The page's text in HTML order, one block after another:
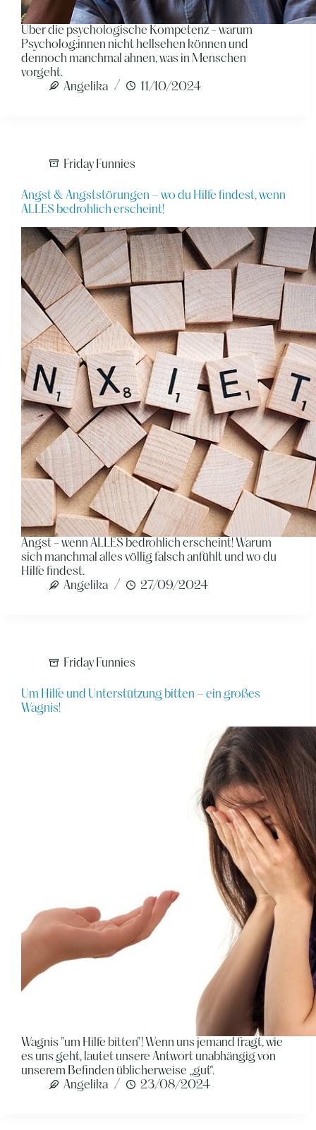
Über die psychologische Kompetenz - warum
Psycholog:innen nicht hellsehen können und
dennoch manchmal ahnen, was in Menschen
vorgeht.
Angelika
11/10/2024
Friday Funnies
Angst & Angststörungen – wo du Hilfe findest, wenn
ALLES bedrohlich erscheint!
Angst - wenn ALLES bedrohlich erscheint! Warum
sich manchmal alles völlig falsch anfühlt und wo du
Hilfe findest.
Angelika
27/09/2024
Friday Funnies
Um Hilfe und Unterstützung bitten – ein großes
Wagnis!
Wagnis "um Hilfe bitten"! Wenn uns jemand fragt, wie
es uns geht, lautet unsere Antwort unabhängig von
unserem Befinden üblicherweise „gut“.
Angelika
23/08/2024